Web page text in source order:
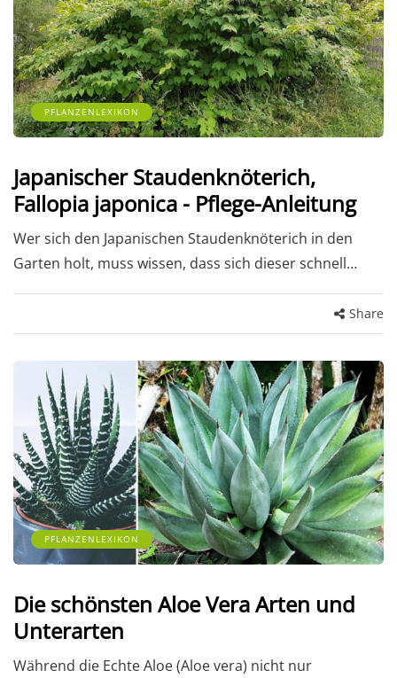
PFLANZENLEXIKON
Japanischer Staudenknöterich,
Fallopia japonica - Pflege-Anleitung
Wer sich den Japanischen Staudenknöterich in den
Garten holt, muss wissen, dass sich dieser schnell…
Share
PFLANZENLEXIKON
Die schönsten Aloe Vera Arten und
Unterarten
Während die Echte Aloe (Aloe vera) nicht nur